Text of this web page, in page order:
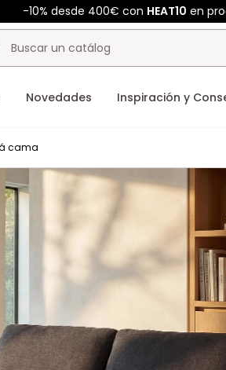
-10% desde 400€ con HEAT10 en
Novedades Inspiración y
cama